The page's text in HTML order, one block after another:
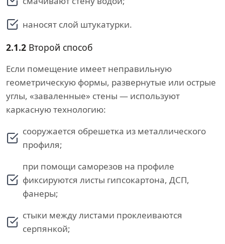
наносят слой штукатурки.
2.1.2 Второй способ
Если помещение имеет неправильную
геометрическую формы, развернутые или острые
углы, «заваленные» стены — используют
каркасную технологию:
сооружается обрешетка из металлического
профиля;
при помощи саморезов на профиле
фиксируются листы гипсокартона, ДСП,
фанеры;
стыки между листами проклеиваются
серпянкой;